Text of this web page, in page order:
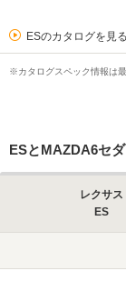
ESのカタログを見る
※カタログスペック情報は
ESとMAZDA6セ
レクサス
ES